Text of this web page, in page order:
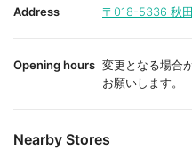
i
t
Address 〒018-5336 秋
Opening hours 変更となる場合
お願いします。
Nearby Stores